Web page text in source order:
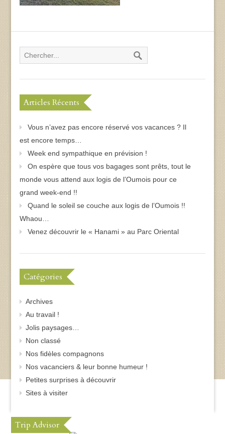
Articles Récents
Vous n’avez pas encore réservé vos vacances ? Il
est encore temps…
Week end sympathique en prévision !
On espère que tous vos bagages sont prêts, tout le
monde vous attend aux logis de l’Oumois pour ce
grand week-end !!
Quand le soleil se couche aux logis de l’Oumois !!
Whaou…
Venez découvrir le « Hanami » au Parc Oriental
Catégories
Archives
Au travail !
Jolis paysages…
Non classé
Nos fidèles compagnons
Nos vacanciers & leur bonne humeur !
Petites surprises à découvrir
Sites à visiter
Trip Advisor